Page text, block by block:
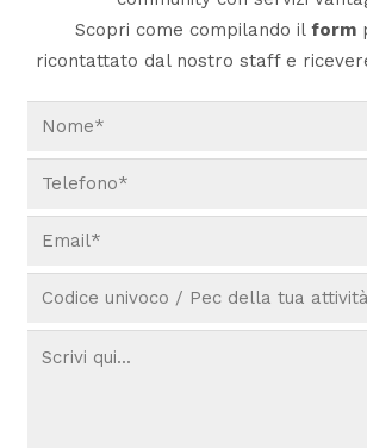
Scopri come compilando il form
ricontattato dal nostro staff e